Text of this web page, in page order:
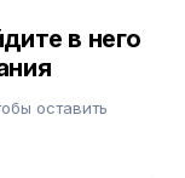
в него
оставить